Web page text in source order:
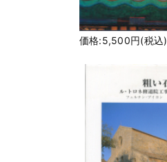
価格:5,500円(税込)